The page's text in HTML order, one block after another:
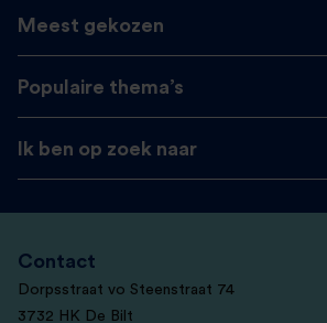
Meest gekozen
Populaire thema’s
Ik ben op zoek naar
Contact
Dorpsstraat vo Steenstraat 74
3732 HK De Bilt